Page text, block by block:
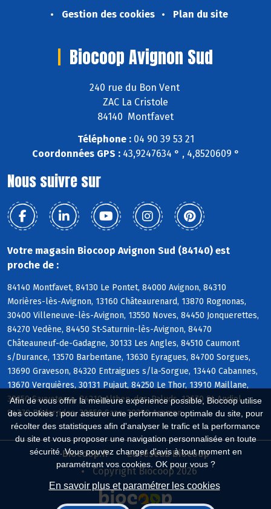
Afin de vous offrir la meilleure expérience possible, Biocoop utilise
des cookies : pour assurer une performance optimale du site, pour
récolter des statistiques afin d'analyser le trafic et la performance
du site et vous proposer une navigation personnalisée en toute
sécurité. Vous pouvez changer d'avis à tout moment en
paramétrant vos cookies. OK pour vous ?
En savoir plus et paramétrer les cookies
Gestion des cookies
Plan du site
Biocoop Avignon Sud
240 rue du Bon Vent
ZAC La Cristole
84140 Montfavet
Téléphone :04 90 39 53 21
Coordonnées GPS :43,9247634 ° , 4,8520609 °
Nous suivre sur
Votre magasin Biocoop Avignon Sud (84140) est
proche de :
84140 Montfavet, 84130 Le Pontet, 84000 Avignon, 84310
Morières-lès-Avignon, 13160 Châteaurenard, 13870 Rognonas,
30400 Villeneuve-lès-Avignon, 13550 Noves, 84450 Jonquerettes,
84270 Vedène, 84450 St-Saturnin-lès-Avignon, 84470
Châteauneuf-de-Gadagne, 30133 Les Angles, 84510 Caumont
s/Durance, 13570 Barbentane, 13630 Eyragues, 84700 Sorgues,
13690 Graveson, 84320 Entraigues s/la-Sorgue, 13440 Cabannes,
13670 Verquières, 30131 Pujaut, 84250 Le Thor, 13910 Maillane,
30150 Sauveterre, 84210 Althen-des-Paluds, 13670 St-Andiol,
84370 Bédarrides, 30650 Saze, 30390 Aramon
Biocoop.fr
Le réseau Biocoop
Copyright Biocoop 2026